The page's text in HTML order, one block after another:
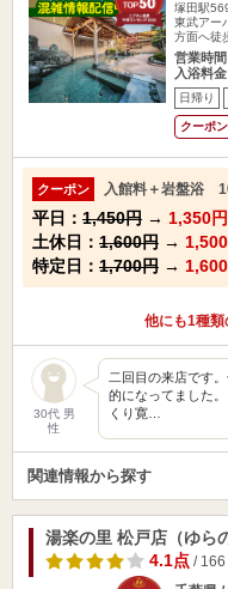
塚田駅
東武アー
方面へ徒
営業時
入浴料
日帰り
クーポ
クーポン 入館料＋岩盤浴
平日： 1,450円 → 1,350円
土休日： 1,600円 →
特定日： 1,700円 →
他にも1種
30代 男
性
二回目の来店です
的になってました
くり寛…
関連情報から探す
湯楽の里 松戸店（ゆら
4.1点 / 166